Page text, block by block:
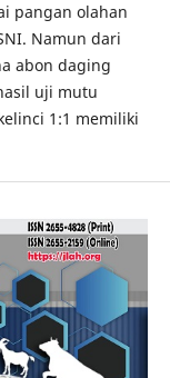
pangan olahan
Namun dari
abon daging
uji mutu
1:1 memiliki